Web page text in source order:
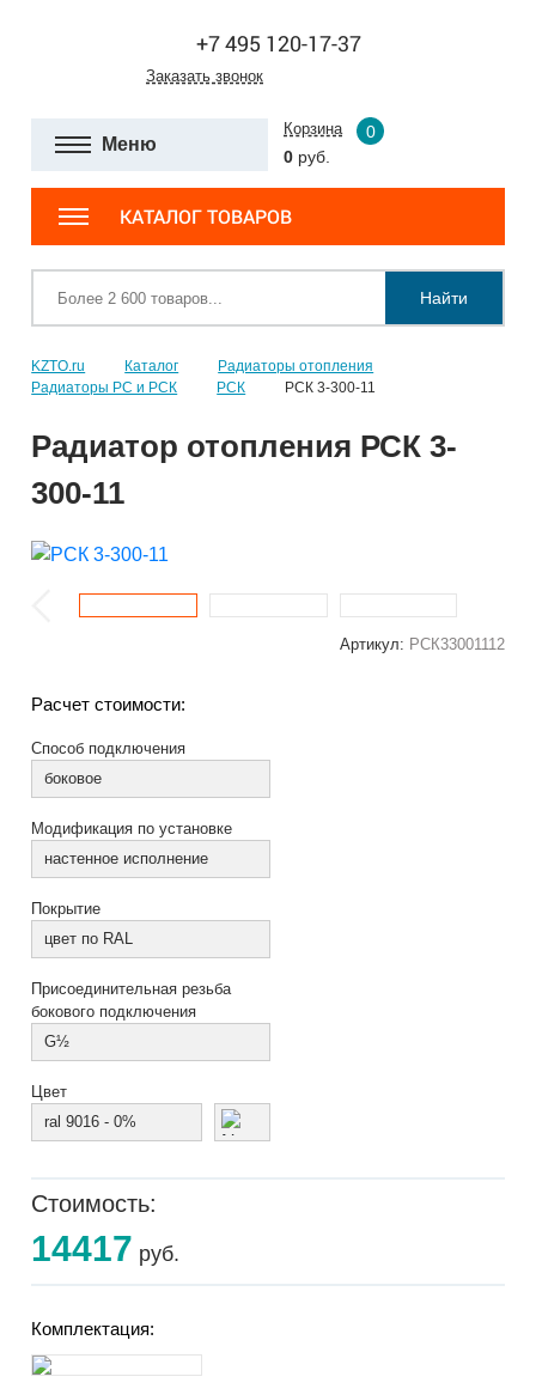
+7 495 120-17-37
Заказать звонок
Меню
Корзина
0
0 руб.
КАТАЛОГ ТОВАРОВ
Найти
KZTO.ru Каталог
Радиаторы отопления
Радиаторы РС и РСК
РСК РСК 3-300-11
Радиатор отопления РСК 3-
300-11
Артикул: РСК33001112
Расчет стоимости:
Способ подключения
боковое
Модификация по установке
настенное исполнение
Покрытие
цвет по RAL
Присоединительная резьба
бокового подключения
G½
Цвет
ral 9016 - 0%
Стоимость:
14417 руб.
Комплектация: